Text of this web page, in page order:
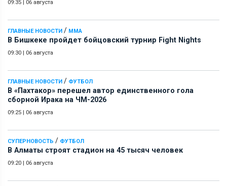
09:35 | 06 августа
ГЛАВНЫЕ НОВОСТИ / ММА
В Бишкеке пройдет бойцовский турнир Fight Nights
09:30 | 06 августа
ГЛАВНЫЕ НОВОСТИ / ФУТБОЛ
В «Пахтакор» перешел автор единственного гола
сборной Ирака на ЧМ-2026
09:25 | 06 августа
СУПЕРНОВОСТЬ / ФУТБОЛ
В Алматы строят стадион на 45 тысяч человек
09:20 | 06 августа